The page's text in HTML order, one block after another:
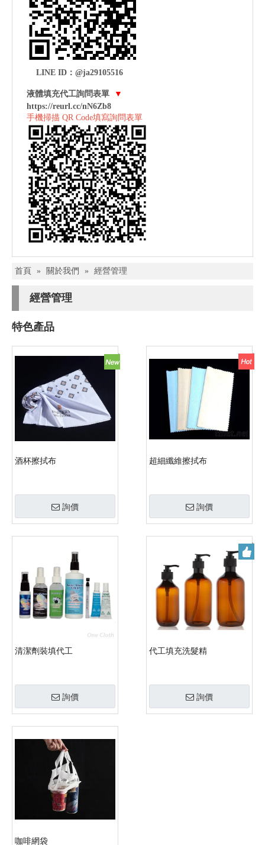
LINE ID：@ja29105516
液體填充代工詢問表單
▼
https://reurl.cc/nN6Zb8
手機掃描 QR Code填寫詢問表單
首頁 » 關於我們 » 經營管理
經營管理
特色產品
酒杯擦拭布
詢價
超細纖維擦拭布
詢價
清潔劑裝填代工
詢價
代工填充洗髮精
詢價
咖啡網袋